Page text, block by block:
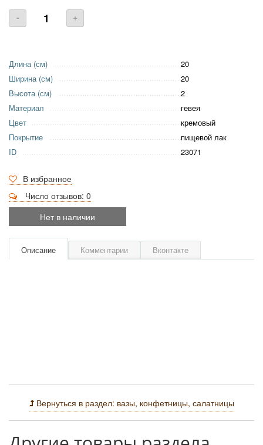
- +
Длина (см)
20
Ширина (см)
20
Высота (см)
2
Материал
гевея
Цвет
кремовый
Покрытие
пищевой лак
ID
23071
В избранное
Число отзывов: 0
Нет в наличии
Описание Комментарии Вконтакте
Вернуться в раздел: вазы, конфетницы, салатницы